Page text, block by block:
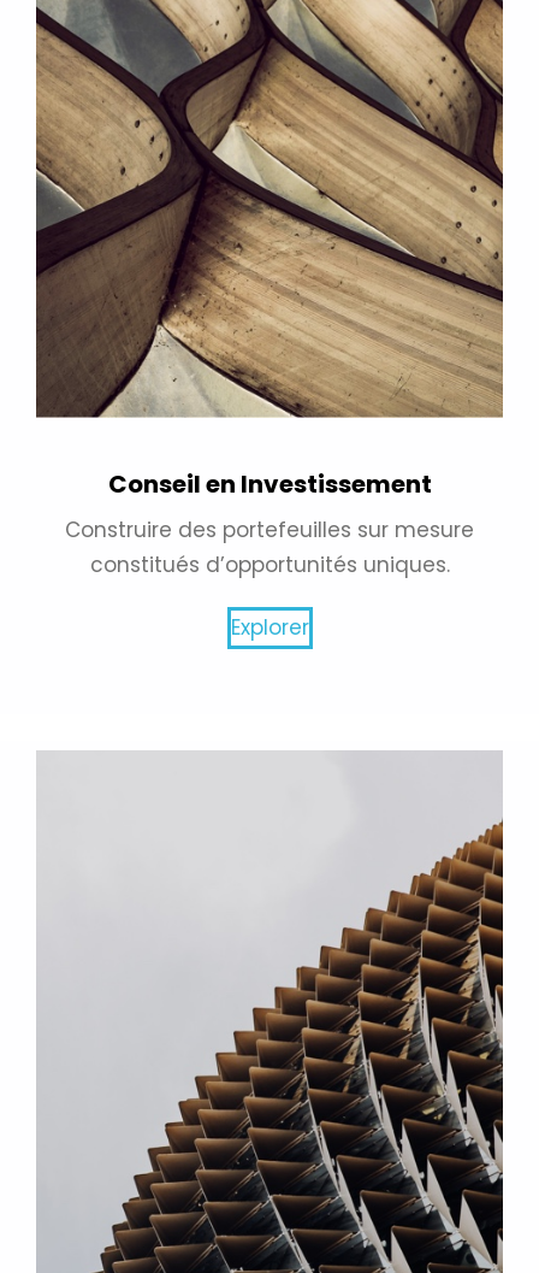
Conseil en Investissement
Construire des portefeuilles sur mesure
constitués d’opportunités uniques.
Explorer